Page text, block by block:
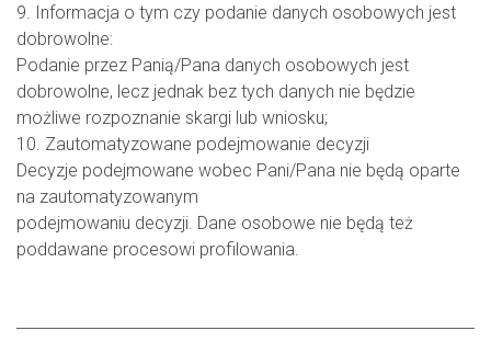
9. Informacja o tym czy podanie danych osobowych jest
dobrowolne:
Podanie przez Panią/Pana danych osobowych jest
dobrowolne, lecz jednak bez tych danych nie będzie
możliwe rozpoznanie skargi lub wniosku;
10. Zautomatyzowane podejmowanie decyzji
Decyzje podejmowane wobec Pani/Pana nie będą oparte
na zautomatyzowanym
podejmowaniu decyzji. Dane osobowe nie będą też
poddawane procesowi profilowania.